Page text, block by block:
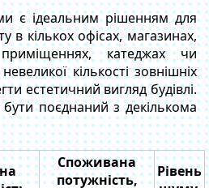
є ідеальним рішенням для
в кількох офісах, магазинах,
катеджах чи
кількості зовнішніх
естетичний вигляд будівлі.
поєднаний з декількома
Споживана
потужність,
Рівень